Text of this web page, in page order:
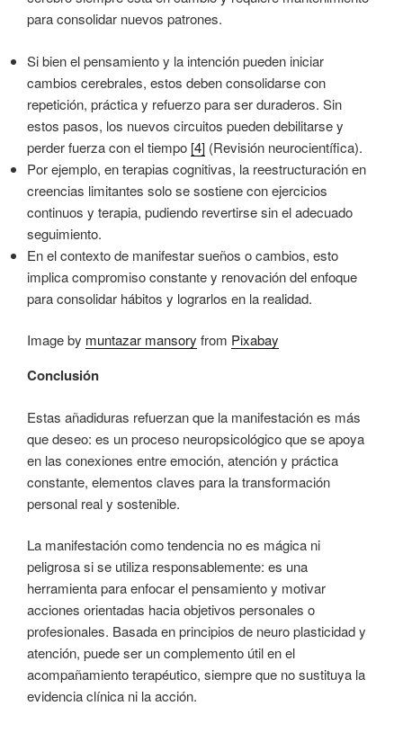
para consolidar nuevos patrones.
Si bien el pensamiento y la intención pueden iniciar
cambios cerebrales, estos deben consolidarse con
repetición, práctica y refuerzo para ser duraderos. Sin
estos pasos, los nuevos circuitos pueden debilitarse y
perder fuerza con el tiempo [4] (Revisión neurocientífica).
Por ejemplo, en terapias cognitivas, la reestructuración en
creencias limitantes solo se sostiene con ejercicios
continuos y terapia, pudiendo revertirse sin el adecuado
seguimiento.
En el contexto de manifestar sueños o cambios, esto
implica compromiso constante y renovación del enfoque
para consolidar hábitos y lograrlos en la realidad.
Image by muntazar mansory from Pixabay
Conclusión
Estas añadiduras refuerzan que la manifestación es más
que deseo: es un proceso neuropsicológico que se apoya
en las conexiones entre emoción, atención y práctica
constante, elementos claves para la transformación
personal real y sostenible.
La manifestación como tendencia no es mágica ni
peligrosa si se utiliza responsablemente: es una
herramienta para enfocar el pensamiento y motivar
acciones orientadas hacia objetivos personales o
profesionales. Basada en principios de neuro plasticidad y
atención, puede ser un complemento útil en el
acompañamiento terapéutico, siempre que no sustituya la
evidencia clínica ni la acción.